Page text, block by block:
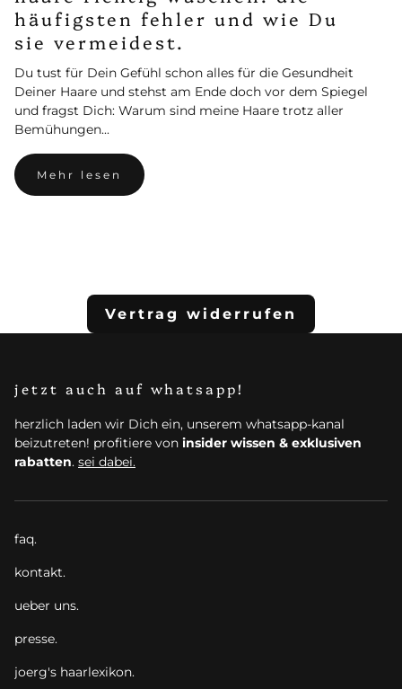
häufigsten fehler und wie Du
sie vermeidest.
Du tust für Dein Gefühl schon alles für die Gesundheit
Deiner Haare und stehst am Ende doch vor dem Spiegel
und fragst Dich: Warum sind meine Haare trotz aller
Bemühungen...
Mehr lesen
Vertrag widerrufen
jetzt auch auf whatsapp!
herzlich laden wir Dich ein, unserem whatsapp-kanal
beizutreten! profitiere von insider wissen & exklusiven
rabatten. sei dabei.
faq.
kontakt.
ueber uns.
presse.
joerg's haarlexikon.